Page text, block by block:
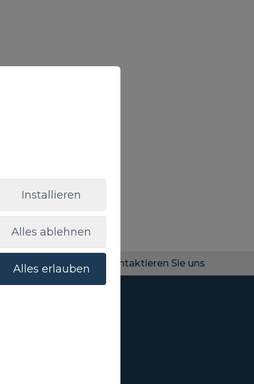
Kontaktieren Sie uns
Installieren
Alles ablehnen
Alles erlauben